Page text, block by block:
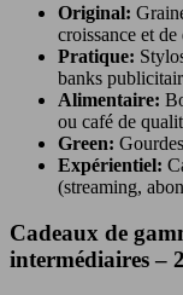
Original:
croissance et
Pratique:
banks
Alimentaire:
ou café de
Green:
Expérientiel:
(streaming,
Cadeaux de
intermédiaires –